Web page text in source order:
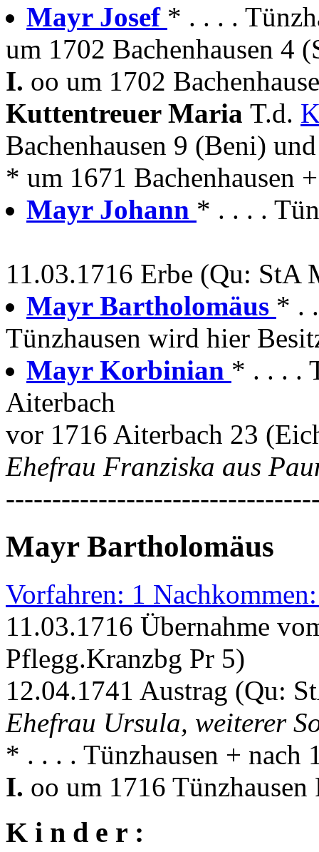
Mayr Josef * . . . .
um 1702 Bachenhausen 4
I. oo um 1702
Kuttentreuer Maria T.d.
Bachenhausen 9 (Beni)
* um 1671 Bachenhausen
Mayr Johann * . . . .
11.03.1716 Erbe (Qu: StA
Mayr Bartholomäus * .
Tünzhausen wird hier
Mayr Korbinian * . . . .
Aiterbach
vor 1716 Aiterbach 23
Ehefrau Franziska aus
Mayr Bartholomäus
Vorfahren: 1
11.03.1716 Übernahme
Pflegg.Kranzbg Pr 5)
12.04.1741 Austrag (Qu:
Ehefrau Ursula, weiterer
* . . . . Tünzhausen + nach
I. oo um 1716
K i n d e r :